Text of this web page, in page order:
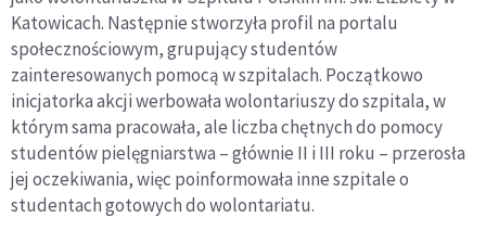
Katowicach. Następnie stworzyła profil na portalu
społecznościowym, grupujący studentów
zainteresowanych pomocą w szpitalach. Początkowo
inicjatorka akcji werbowała wolontariuszy do szpitala, w
którym sama pracowała, ale liczba chętnych do pomocy
studentów pielęgniarstwa – głównie II i III roku – przerosła
jej oczekiwania, więc poinformowała inne szpitale o
studentach gotowych do wolontariatu.